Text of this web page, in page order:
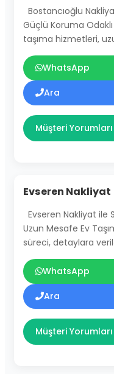
Bostancıoğlu
Güçlü Koruma
taşıma hizmetleri,
WhatsApp
Ara
Müşteri
Evseren Nakliyat
Evseren Nakliyat ile
Uzun Mesafe Ev
süreci, detaylara
WhatsApp
Ara
Müşteri